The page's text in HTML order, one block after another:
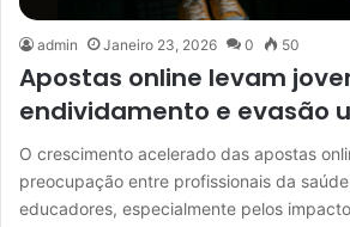
admin Janeiro 23, 2026 0 50
Apostas online levam
endividamento e evasão
O crescimento acelerado das apostas
preocupação entre profissionais da
educadores, especialmente pelos